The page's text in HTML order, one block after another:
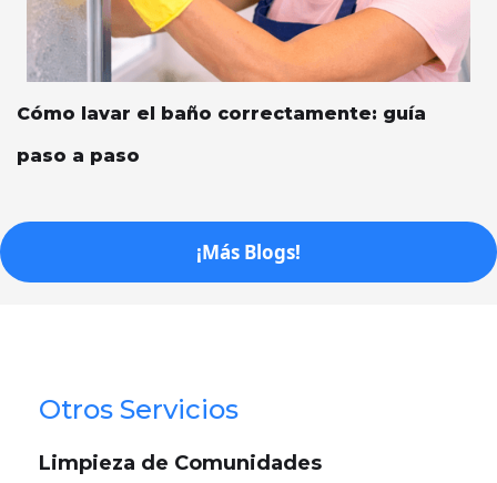
Cómo lavar el baño correctamente: guía
paso a paso
¡Más Blogs!
Otros Servicios
Limpieza de Comunidades